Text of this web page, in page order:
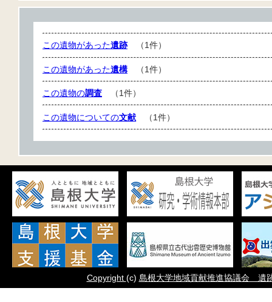
この遺物があった遺跡（1件）
この遺物があった遺構（1件）
この遺物の調査 （1件）
この遺物についての文献 （1件）
Copyright (c) 島根大学地域貢献推進協議会 遺